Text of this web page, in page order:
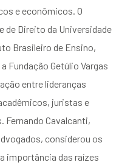
e econômicos. O
de Direito da Universidade
Brasileiro de Ensino,
Fundação Getúlio Vargas
entre lideranças
juristas e
Fernando Cavalcanti,
considerou os
importância das raízes